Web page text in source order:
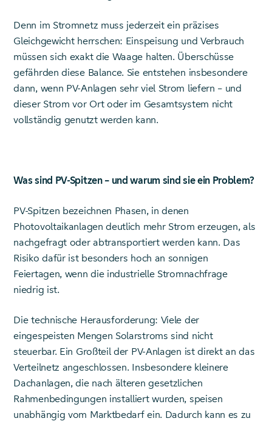
Denn im Stromnetz muss jederzeit ein präzises
Gleichgewicht herrschen: Einspeisung und Verbrauch
müssen sich exakt die Waage halten. Überschüsse
gefährden diese Balance. Sie entstehen insbesondere
dann, wenn PV-Anlagen sehr viel Strom liefern – und
dieser Strom vor Ort oder im Gesamtsystem nicht
vollständig genutzt werden kann.
Was sind PV-Spitzen – und warum sind sie ein Problem?
PV-Spitzen bezeichnen Phasen, in denen
Photovoltaikanlagen deutlich mehr Strom erzeugen, als
nachgefragt oder abtransportiert werden kann. Das
Risiko dafür ist besonders hoch an sonnigen
Feiertagen, wenn die industrielle Stromnachfrage
niedrig ist.
Die technische Herausforderung: Viele der
eingespeisten Mengen Solarstroms sind nicht
steuerbar. Ein Großteil der PV-Anlagen ist direkt an das
Verteilnetz angeschlossen. Insbesondere kleinere
Dachanlagen, die nach älteren gesetzlichen
Rahmenbedingungen installiert wurden, speisen
unabhängig vom Marktbedarf ein. Dadurch kann es zu